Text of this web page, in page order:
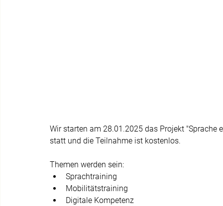
Wir starten am 28.01.2025 das Projekt
statt und die Teilnahme ist kostenlos.
Themen werden sein:
Sprachtraining
Mobilitätstraining
Digitale Kompetenz